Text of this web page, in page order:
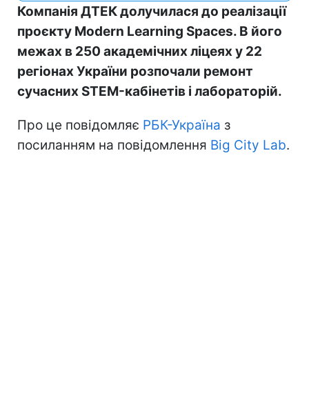
Компанія ДТЕК долучилася до реалізації
проєкту Modern Learning Spaces. В його
межах в 250 академічних ліцеях у 22
регіонах України розпочали ремонт
сучасних STEM-кабінетів і лабораторій.
Про це повідомляє РБК-Україна з
посиланням на повідомлення Big City Lab.